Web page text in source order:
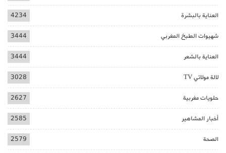
العناية بالبشرة 4234
شهيوات الطبخ المغربي 3444
العناية بالشعر 3444
لالة مولاتي TV 3028
حلويات مغربية 2627
أخبار المشاهير 2585
الصحة 2579